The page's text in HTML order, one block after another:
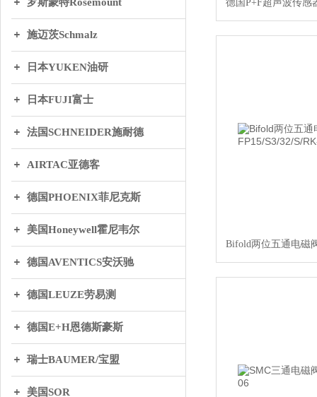
施迈茨Schmalz
日本YUKEN油研
日本FUJI富士
法国SCHNEIDER施耐德
AIRTAC亚德客
德国PHOENIX菲尼克斯
美国Honeywell霍尼韦尔
德国AVENTICS安沃驰
德国LEUZE劳易测
德国E+H恩德斯豪斯
瑞士BAUMER/宝盟
美国SOR
德国P+F超声波传感
Bifold两位五通电磁